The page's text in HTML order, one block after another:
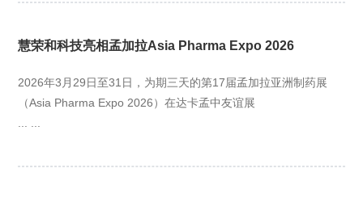
慧荣和科技亮相孟加拉Asia Pharma Expo 2026
2026年3月29日至31日，为期三天的第17届孟加拉亚洲制药展
（Asia Pharma Expo 2026）在达卡孟中友谊展
... ...